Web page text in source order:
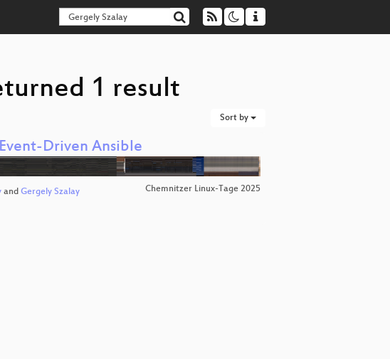
1 result
Sort by
Driven Ansible
and Gergely Szalay Chemnitzer Linux-Tage 2025